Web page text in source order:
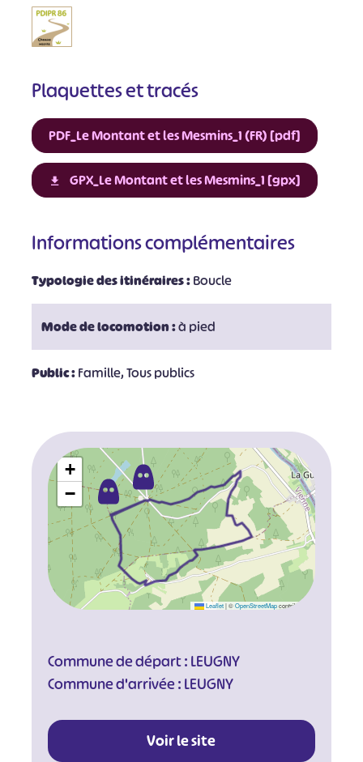
Plaquettes et tracés
PDF_Le Montant et les Mesmins_1 (FR) [pdf]
GPX_Le Montant et les Mesmins_1 [gpx]
Informations complémentaires
Typologie des itinéraires :Boucle
Mode de locomotion :à pied
Public :Famille, Tous publics
+
−
Leaflet |©OpenStreetMapcontributors
Commune de départ : LEUGNY
Commune d'arrivée : LEUGNY
Voir le site